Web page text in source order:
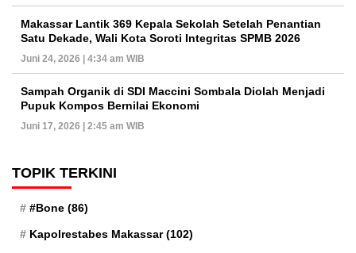
Makassar Lantik 369 Kepala Sekolah Setelah Penantian
Satu Dekade, Wali Kota Soroti Integritas SPMB 2026
Juni 24, 2026 | 4:34 am WIB
Sampah Organik di SDI Maccini Sombala Diolah Menjadi
Pupuk Kompos Bernilai Ekonomi
Juni 17, 2026 | 2:45 am WIB
TOPIK TERKINI
#Bone (86)
Kapolrestabes Makassar(102)